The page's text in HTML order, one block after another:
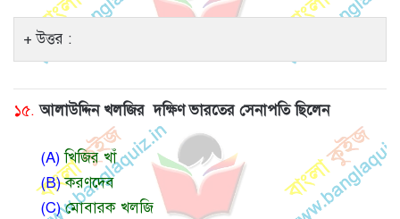
উত্তর :
১৫. আলাউদ্দিন খলজির দক্ষিণ ভারতের সেনাপতি ছিলেন
(A)খিজির খাঁ
(B)করণদেব
(C)মোবারক খলজি